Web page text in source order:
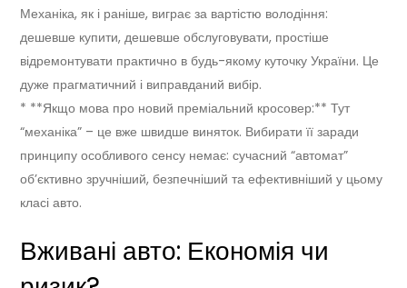
Механіка, як і раніше, виграє за вартістю володіння:
дешевше купити, дешевше обслуговувати, простіше
відремонтувати практично в будь-якому куточку України. Це
дуже прагматичний і виправданий вибір.
* **Якщо мова про новий преміальний кросовер:** Тут
“механіка” – це вже швидше виняток. Вибирати її заради
принципу особливого сенсу немає: сучасний “автомат”
об’єктивно зручніший, безпечніший та ефективніший у цьому
класі авто.
Вживані авто: Економія чи